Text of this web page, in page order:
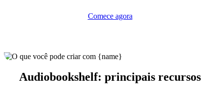
Comece agora
Audiobookshelf: principais recursos